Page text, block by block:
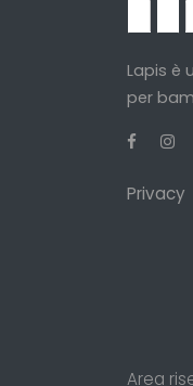
Lapis è
per
Privacy
Area